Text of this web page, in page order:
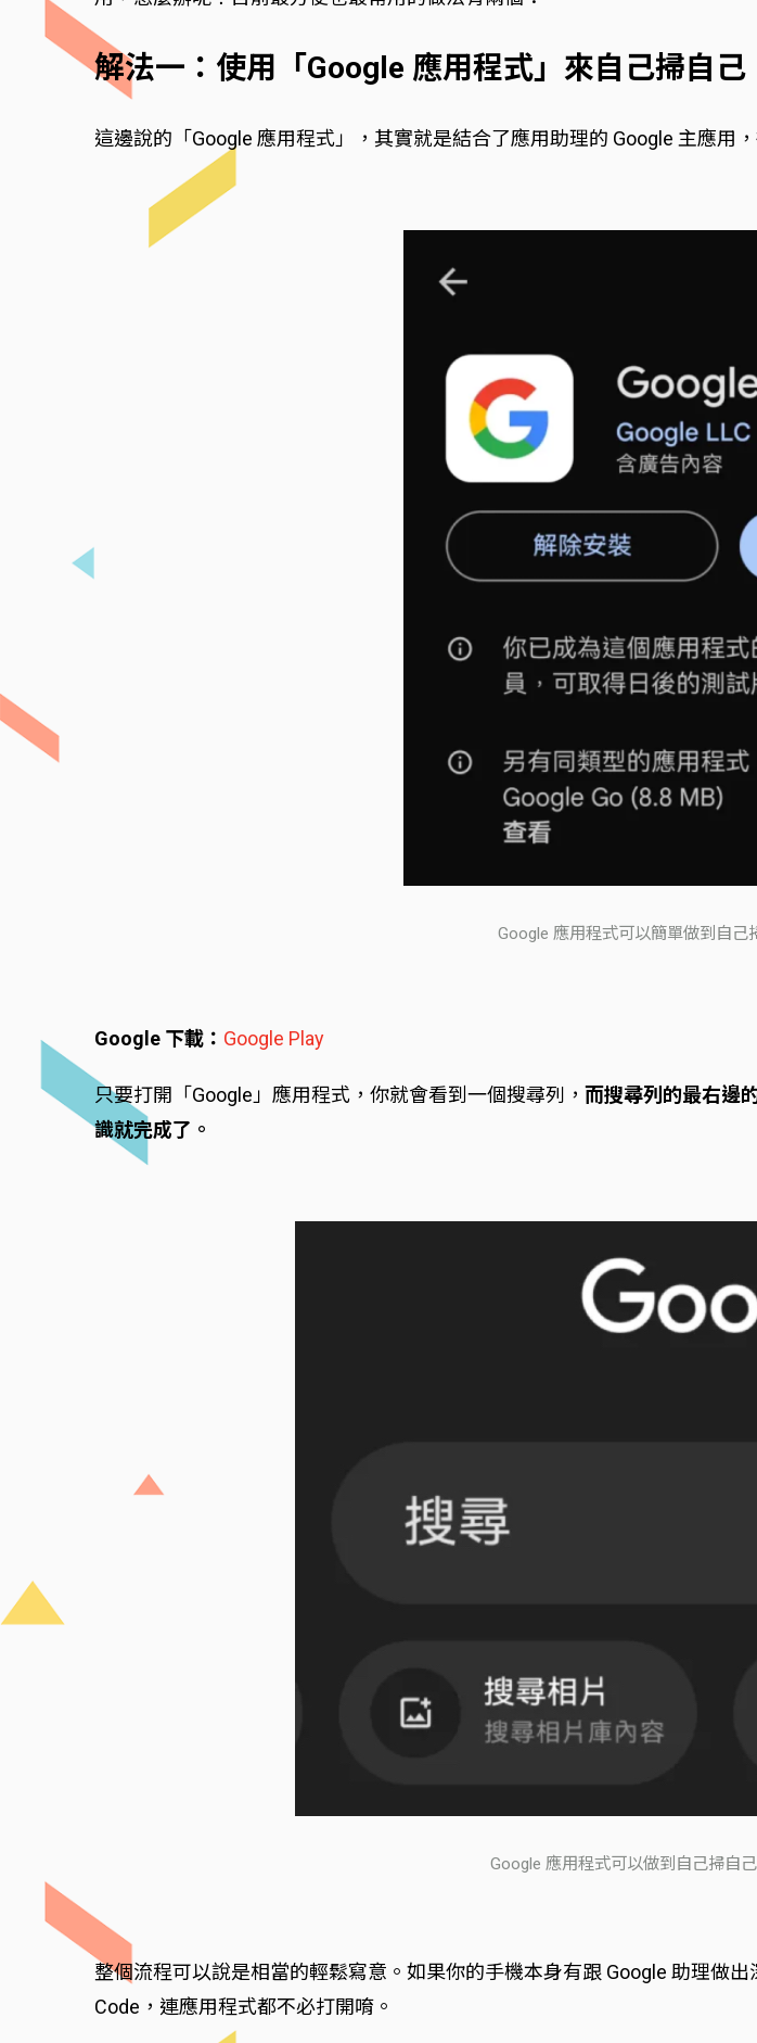
解法一：使用「Google 應用程式」來自己掃自己
這邊說的「Google 應用程式」，其實就是結合了應用助理的 Google 主應用
Google 應用程式可以簡單做到自己
Google 下載： Google Play
只要打開「Google」應用程式，你就會看到一個搜尋列， 而搜尋列的最右邊
識就完成了。
Google 應用程式可以做到自己掃自
整個流程可以說是相當的輕鬆寫意。如果你的手機本身有跟 Google 助理做
Code，連應用程式都不必打開唷。